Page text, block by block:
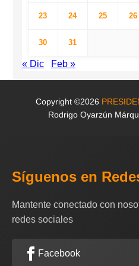
23 24 25 26
30 31
« Dic Feb »
Copyright ©2026
Rodrigo Oyarzún
Síguenos en
Mantente conectado con
redes sociales
Facebook